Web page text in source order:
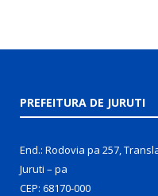
PREFEITURA DE JURUTI
End.: Rodovia pa 257,
Juruti – pa
CEP: 68170-000